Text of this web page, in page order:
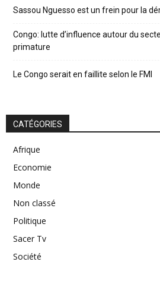
Sassou Nguesso est un frein pour la
Congo: lutte d’influence autour du
primature
Le Congo serait en faillite selon le FMI
CATÉGORIES
Afrique
Economie
Monde
Non classé
Politique
Sacer Tv
Société